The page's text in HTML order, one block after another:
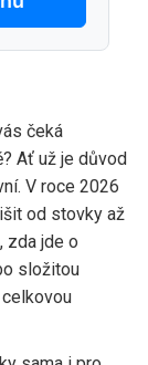
čeká
Ať už je důvod
V roce 2026
od stovky až
zda jde o
složitou